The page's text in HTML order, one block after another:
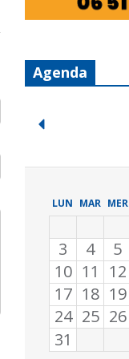
Agenda
LUN MAR MER
3
4 5
10 11 12
17 18 19
24 25 26
31